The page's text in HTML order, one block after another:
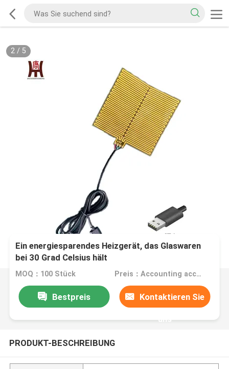
2/ 5
Ein energiesparendes Heizgerät, das Glaswaren
bei 30 Grad Celsius hält
MOQ：100 Stück Preis：Accounting according to the design drawings
Bestpreis Kontaktieren Sie
uns
PRODUKT-BESCHREIBUNG